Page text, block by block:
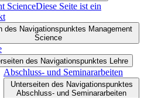
ScienceDiese Seite ist ein
des Navigationspunktes Management
Science
des Navigationspunktes Lehre
Abschluss- und Seminararbeiten
Unterseiten des Navigationspunktes
Abschluss- und Seminararbeiten